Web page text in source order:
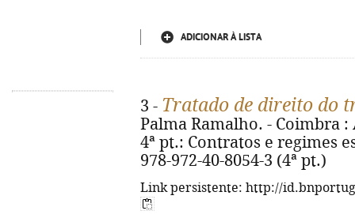
ADICIONAR À LISTA
3 - Tratado de direito do
Palma Ramalho. - Coimbra
4ª pt.: Contratos e regimes
978-972-40-8054-3 (4ª pt.)
Link persistente: http://